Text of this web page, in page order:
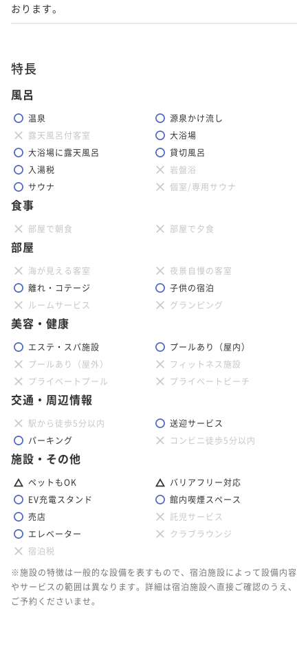
おります。
特長
風呂
温泉
源泉かけ流し
露天風呂付客室
大浴場
大浴場に露天風呂
貸切風呂
入湯税
岩盤浴
サウナ
個室/専用サウナ
食事
部屋で朝食 部屋で夕食
部屋
海が見える客室
夜景自慢の客室
離れ・コテージ
子供の宿泊
ルームサービス
グランピング
美容・健康
エステ・スパ施設
プールあり（屋内）
プールあり（屋外）
フィットネス施設
プライベートプール
プライベートビーチ
交通・周辺情報
駅から徒歩5分以内
送迎サービス
パーキング
コンビニ徒歩5分以内
施設・その他
ペットもOK
バリアフリー対応
EV充電スタンド
館内喫煙スペース
売店
託児サービス
エレベーター
クラブラウンジ
宿泊税
※施設の特徴は一般的な設備を表すもので、宿泊施設によって設備内容
やサービスの範囲は異なります。詳細は宿泊施設へ直接ご確認のうえ、
ご予約くださいませ。